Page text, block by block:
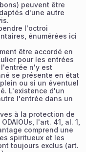
peuvent être
d'une autre
l'octroi
énumérées ici
être accordé en
pour les entrées
n'y est
se présente en état
ou si un éventuel
L'existence d'un
l'entrée dans un
à la protection de
l'art. 41, al. 1,
comprend une
spiritueux et les
toujours exclus (art.